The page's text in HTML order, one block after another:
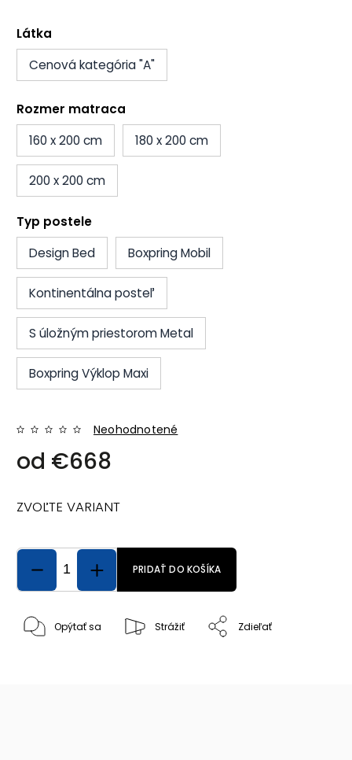
Látka
Cenová kategória "A"
Rozmer matraca
160 x 200 cm
180 x 200 cm
200 x 200 cm
Typ postele
Design Bed
Boxpring Mobil
Kontinentálna posteľ
S úložným priestorom Metal
Boxpring Výklop Maxi
Neohodnotené
od €668
ZVOĽTE VARIANT
PRIDAŤ DO KOŠÍKA
Opýtať sa Strážiť Zdieľať